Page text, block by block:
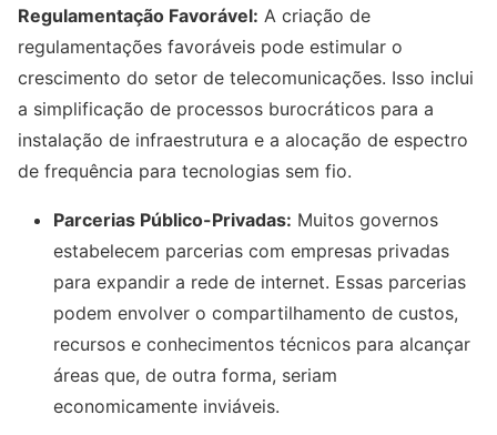
Regulamentação Favorável: A criação de
regulamentações favoráveis ​​pode estimular o
crescimento do setor de telecomunicações. Isso inclui
a simplificação de processos burocráticos para a
instalação de infraestrutura e a alocação de espectro
de frequência para tecnologias sem fio.
Parcerias Público-Privadas: Muitos governos
estabelecem parcerias com empresas privadas
para expandir a rede de internet. Essas parcerias
podem envolver o compartilhamento de custos,
recursos e conhecimentos técnicos para alcançar
áreas que, de outra forma, seriam
economicamente inviáveis.